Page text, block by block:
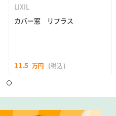
LIXIL
カバー窓 リプラス
11.5 万円 (税込)